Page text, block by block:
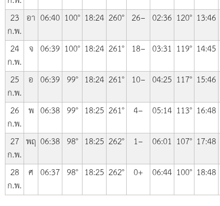
23
ก.พ.
อา 06:40 100° 18:24 260° 26− 02:36 120° 13:46
24
ก.พ.
จ 06:39 100° 18:24 261° 18− 03:31 119° 14:45
25
ก.พ.
อ 06:39 99° 18:24 261° 10− 04:25 117° 15:46
26
ก.พ.
พ 06:38 99° 18:25 261° 4− 05:14 113° 16:48
27
ก.พ.
พฤ 06:38 98° 18:25 262° 1− 06:01 107° 17:48
28
ก.พ.
ศ 06:37 98° 18:25 262° 0+ 06:44 100° 18:48